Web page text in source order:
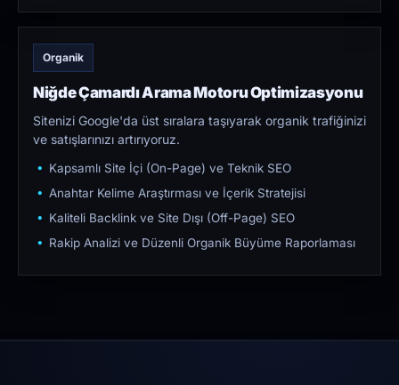
Organik
Niğde Çamardı Arama Motoru Optimizasyonu
Sitenizi Google'da üst sıralara taşıyarak organik trafiğinizi
ve satışlarınızı artırıyoruz.
Kapsamlı Site İçi (On-Page) ve Teknik SEO
Anahtar Kelime Araştırması ve İçerik Stratejisi
Kaliteli Backlink ve Site Dışı (Off-Page) SEO
Rakip Analizi ve Düzenli Organik Büyüme Raporlaması